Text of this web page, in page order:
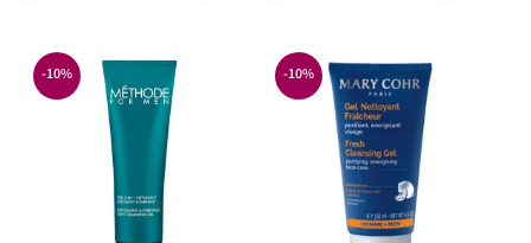
-10% -10%